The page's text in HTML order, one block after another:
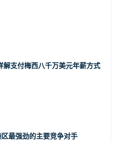
解支付梅西八千万美元年薪方式
最强劲的主要竞争对手